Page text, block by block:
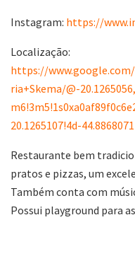
Instagram: https://
Localização:
https://
ria+Skema/@-
20.1265107!4d-
Restaurante bem
pratos e pizzas, um
Também conta com
Possui playground para